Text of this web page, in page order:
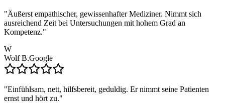
"Äußerst empathischer, gewissenhafter Mediziner. Nimmt sich
ausreichend Zeit bei Untersuchungen mit hohem Grad an
Kompetenz."
W
Wolf B.Google
"Einfühlsam, nett, hilfsbereit, geduldig. Er nimmt seine Patienten
ernst und hört zu."